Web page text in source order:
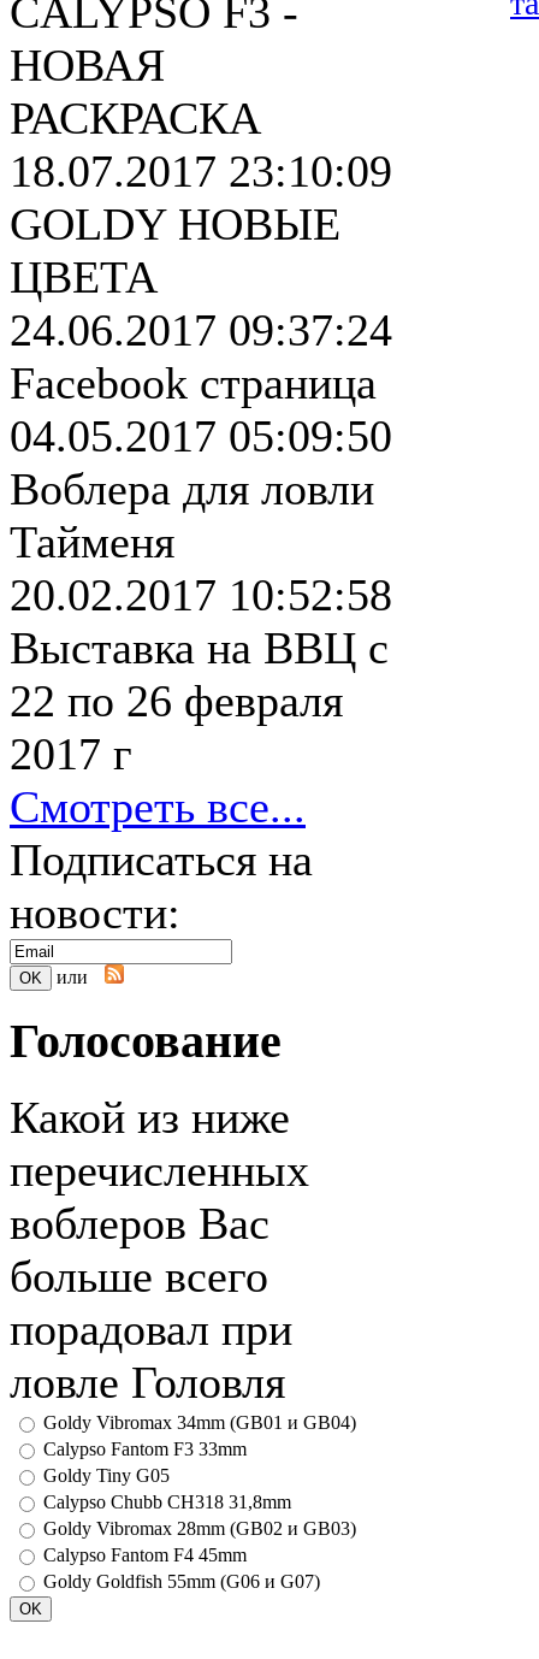
CALYPSO F3 -
НОВАЯ
РАСКРАСКА
18.07.2017 23:10:09
GOLDY НОВЫЕ
ЦВЕТА
24.06.2017 09:37:24
Facebook страница
04.05.2017 05:09:50
Воблера для ловли
Тайменя
20.02.2017 10:52:58
Выставка на ВВЦ с
22 по 26 февраля
2017 г
Смотреть все...
Подписаться на
новости:
или
Голосование
Какой из ниже
перечисленных
воблеров Вас
больше всего
порадовал при
ловле Головля
Goldy Vibromax 34mm (GB01 и GB04)
Calypso Fantom F3 33mm
Goldy Tiny G05
Calypso Chubb CH318 31,8mm
Goldy Vibromax 28mm (GB02 и GB03)
Calypso Fantom F4 45mm
Goldy Goldfish 55mm (G06 и G07)